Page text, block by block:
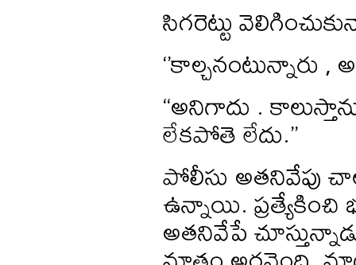
సిగరెట్టు
‘’కాల్చనంటున్నారు
“అనిగాదు .
లేకపోతె లేదు.’’
పోలీసు అతనివేపు
ఉన్నాయి.
అతనివేపే